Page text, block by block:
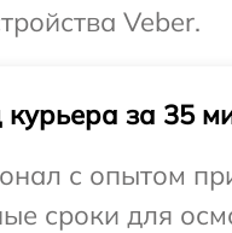
Veber.
за 35
с опытом
сроки для